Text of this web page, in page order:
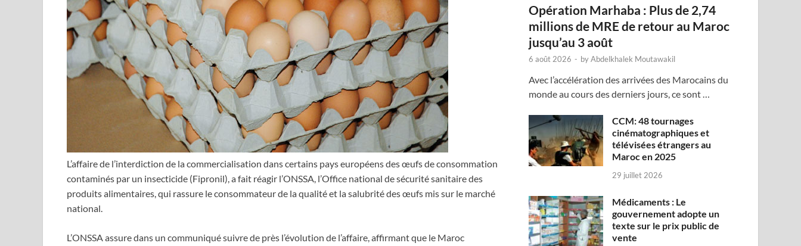
L’affaire de l’interdiction de la commercialisation dans certains pays européens des œufs de consommation
contaminés par un insecticide (Fipronil), a fait réagir l’ONSSA, l’Office national de sécurité sanitaire des
produits alimentaires, qui rassure le consommateur de la qualité et la salubrité des œufs mis sur le marché
national.
L’ONSSA assure dans un communiqué suivre de près l’évolution de l’affaire, affirmant que le Maroc
Opération Marhaba : Plus de 2,74
millions de MRE de retour au Maroc
jusqu’au 3 août
6 août 2026 - byAbdelkhalek Moutawakil
Avec l’accélération des arrivées des Marocains du
monde au cours des derniers jours, ce sont …
CCM: 48 tournages
cinématographiques et
télévisées étrangers au
Maroc en 2025
29 juillet 2026
Médicaments : Le
gouvernement adopte un
texte sur le prix public de
vente